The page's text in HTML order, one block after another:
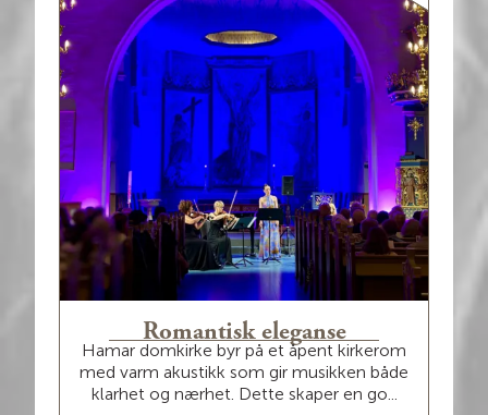
Romantisk eleganse
Hamar domkirke byr på et åpent kirkerom
med varm akustikk som gir musikken både
klarhet og nærhet. Dette skaper en go...